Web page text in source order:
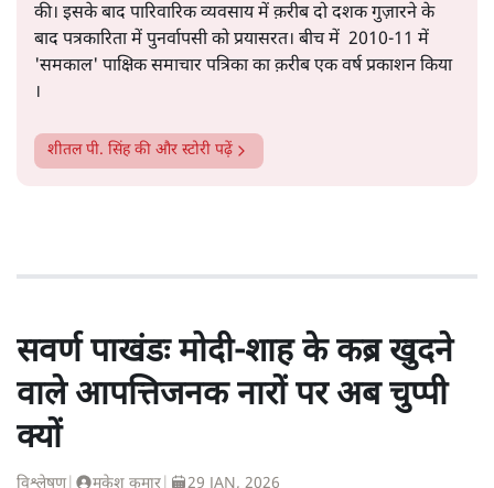
की। इसके बाद पारिवारिक व्यवसाय में क़रीब दो दशक गुज़ारने के
बाद पत्रकारिता में पुनर्वापसी को प्रयासरत। बीच में 2010-11 में
'समकाल' पाक्षिक समाचार पत्रिका का क़रीब एक वर्ष प्रकाशन किया
।
शीतल पी. सिंहकी और स्टोरी पढ़ें
सवर्ण पाखंडः मोदी-शाह के कब्र खुदने
वाले आपत्तिजनक नारों पर अब चुप्पी
क्यों
विश्लेषण| मुकेश कुमार 29 JAN, 2026